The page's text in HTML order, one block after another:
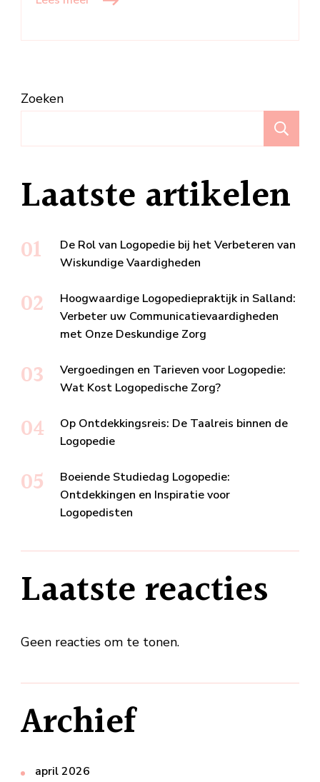
Zoeken
Laatste artikelen
De Rol van Logopedie bij het Verbeteren van
Wiskundige Vaardigheden
Hoogwaardige Logopediepraktijk in Salland:
Verbeter uw Communicatievaardigheden
met Onze Deskundige Zorg
Vergoedingen en Tarieven voor Logopedie:
Wat Kost Logopedische Zorg?
Op Ontdekkingsreis: De Taalreis binnen de
Logopedie
Boeiende Studiedag Logopedie:
Ontdekkingen en Inspiratie voor
Logopedisten
Laatste reacties
Geen reacties om te tonen.
Archief
april 2026